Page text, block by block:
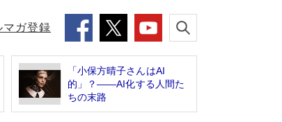
マガ登録
「小保方晴子さんはAI
的」？――AI化する人間た
ちの末路